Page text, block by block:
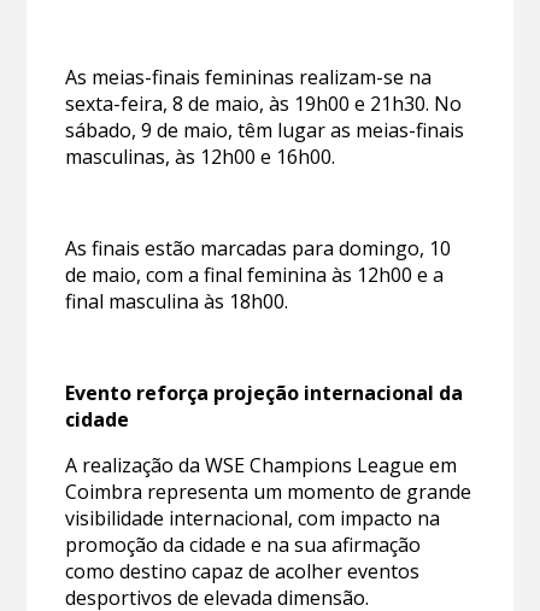
As meias-finais femininas realizam-se na
sexta-feira, 8 de maio, às 19h00 e 21h30. No
sábado, 9 de maio, têm lugar as meias-finais
masculinas, às 12h00 e 16h00.
As finais estão marcadas para domingo, 10
de maio, com a final feminina às 12h00 e a
final masculina às 18h00.
Evento reforça projeção internacional da
cidade
A realização da WSE Champions League em
Coimbra representa um momento de grande
visibilidade internacional, com impacto na
promoção da cidade e na sua afirmação
como destino capaz de acolher eventos
desportivos de elevada dimensão.